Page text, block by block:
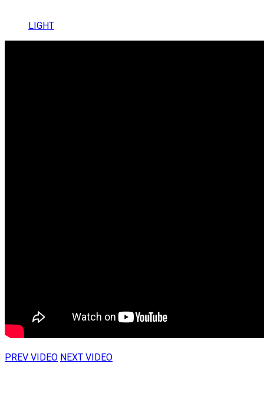
LIGHT
PREV VIDEO NEXT VIDEO